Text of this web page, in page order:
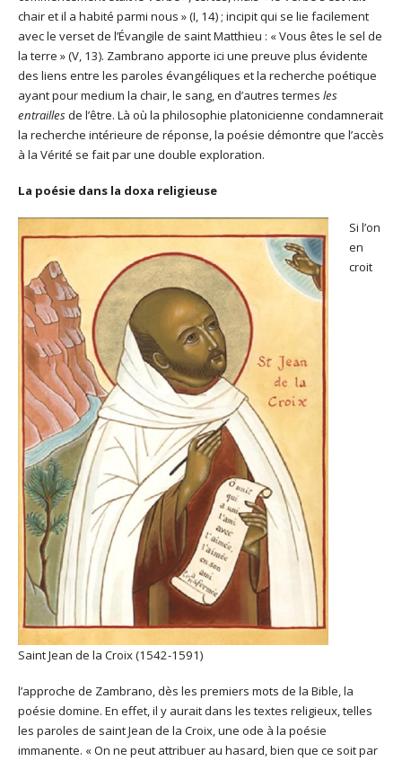
chair et il a habité parmi nous » (I, 14) ; incipit qui se lie facilement
avec le verset de l’Évangile de saint Matthieu : « Vous êtes le sel de
la terre » (V, 13). Zambrano apporte ici une preuve plus évidente
des liens entre les paroles évangéliques et la recherche poétique
ayant pour medium la chair, le sang, en d’autres termes les
entraillesde l’être. Là où la philosophie platonicienne condamnerait
la recherche intérieure de réponse, la poésie démontre que l’accès
à la Vérité se fait par une double exploration.
La poésie dans la doxa religieuse
Saint Jean de la Croix (1542-1591)
Si l’on
en
croit
l’approche de Zambrano, dès les premiers mots de la Bible, la
poésie domine. En effet, il y aurait dans les textes religieux, telles
les paroles de saint Jean de la Croix, une ode à la poésie
immanente. « On ne peut attribuer au hasard, bien que ce soit par